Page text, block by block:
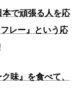
で頑張る人を応
レー』という応
味』を食べて、